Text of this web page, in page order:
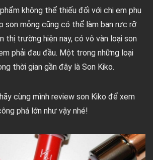
không thể thiếu đối với chị em phụ
son mỏng cũng có thể làm bạn rực rỡ
thị trường hiện nay, có vô vàn loại son
phải đau đầu. Một trong những loại
thời gian gần đây là Son Kiko.
cùng mình review son Kiko để xem
phá lớn như vậy nhé!